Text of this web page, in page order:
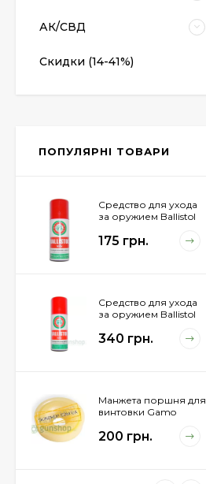
АК/СВД
Скидки (14-41%)
ПОПУЛЯРНІ ТОВАРИ
Средство для ухода
за оружием Ballistol
175 грн.
Средство для ухода
за оружием Ballistol
340 грн.
Манжета поршня для
винтовки Gamo
200 грн.